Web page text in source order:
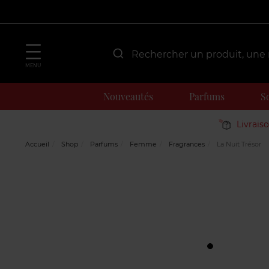
MENU
Nouveautés Parfums
Accueil Shop Parfums Femme Fragrances La Nuit Trésor